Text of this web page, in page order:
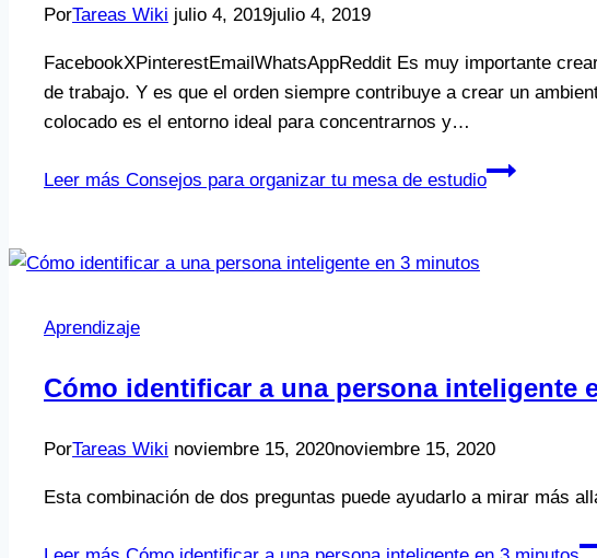
PorTareas Wiki julio 4, 2019julio 4, 2019
FacebookXPinterestEmailWhatsAppReddit Es muy importante
de trabajo. Y es que el orden siempre contribuye a crear un
colocado es el entorno ideal para concentrarnos y…
Leer más Consejos para organizar tu mesa de estudio
Aprendizaje
Cómo identificar a una persona inteligente
PorTareas Wiki noviembre 15, 2020noviembre 15, 2020
Esta combinación de dos preguntas puede ayudarlo a mirar más